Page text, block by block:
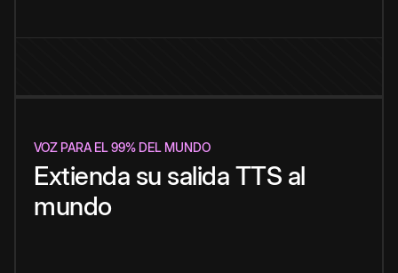
VOZ PARA EL 99% DEL MUNDO
Extienda su salida TTS al
mundo